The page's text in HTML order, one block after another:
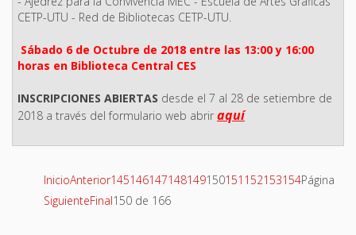
CETP-UTU - Red de Bibliotecas CETP-UTU.
Sábado 6 de Octubre de 2018 entre las 13:00 y 16:00
horas en Biblioteca Central CES
INSCRIPCIONES ABIERTAS desde el 7 al 28 de setiembre de
2018 a través del formulario web abrir aquí
InicioAnterior145146147148149150151 152153154
SiguienteFinal
Página
150 de 166